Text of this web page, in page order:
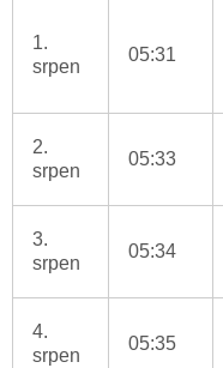
1.
srpen
05:31
2.
srpen
05:33
3.
srpen
05:34
4.
srpen
05:35